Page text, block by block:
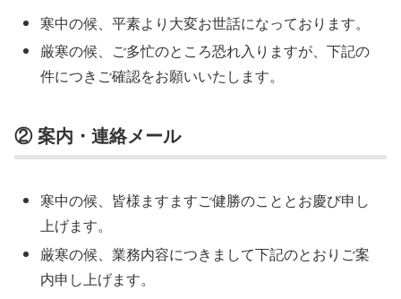
寒中の候、平素より大変お世話になっております。
厳寒の候、ご多忙のところ恐れ入りますが、下記の
件につきご確認をお願いいたします。
② 案内・連絡メール
寒中の候、皆様ますますご健勝のこととお慶び申し
上げます。
厳寒の候、業務内容につきまして下記のとおりご案
内申し上げます。